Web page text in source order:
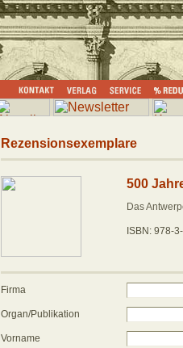
Rezensionsexemplare
500
Das
ISBN: 978-
Firma
Organ/Publikation
Vorname